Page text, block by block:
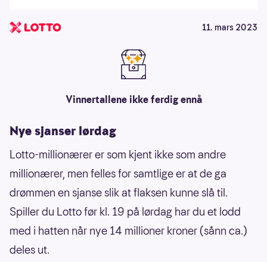
11. mars 2023
Vinnertallene ikke ferdig ennå
Nye sjanser lørdag
Lotto-millionærer er som kjent ikke som andre
millionærer, men felles for samtlige er at de ga
drømmen en sjanse slik at flaksen kunne slå til.
Spiller du Lotto før kl. 19 på lørdag har du et lodd
med i hatten når nye 14 millioner kroner (sånn ca.)
deles ut.